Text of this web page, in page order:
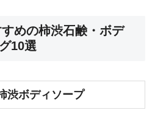
めの柿渋石鹸・ボデ
10選
渋ボディソープ